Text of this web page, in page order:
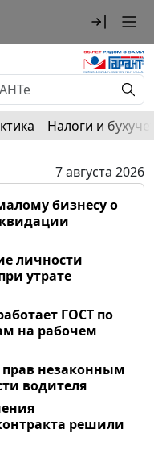
Налоги и
7 августа 2026
бизнесу о
личности
утрате
ГОСТ по
на рабочем
незаконным
водителя
решили